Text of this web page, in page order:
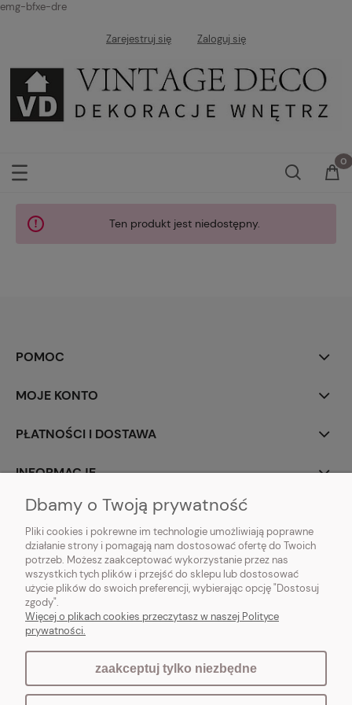
emg-bfxe-dre
Zarejestruj się Zaloguj się
Ten produkt jest niedostępny.
POMOC
MOJE KONTO
PŁATNOŚCI I DOSTAWA
INFORMACJE
O NAS
Vintagedeco.pl - sklep internetowy - meble i artykuły dekoracyjne do domu
i ogrodu w stylu vintage, skandynawskim, prowansalskim, boho, shabby
chic, industrialnym i loft.
Dbamy o Twoją prywatność
Pliki cookies i pokrewne im technologie umożliwiają poprawne
działanie strony i pomagają nam dostosować ofertę do Twoich
potrzeb. Możesz zaakceptować wykorzystanie przez nas
wszystkich tych plików i przejść do sklepu lub dostosować
użycie plików do swoich preferencji, wybierając opcję "Dostosuj
zgody".
Więcej o plikach cookies przeczytasz w naszej Polityce
prywatności.
zaakceptuj tylko niezbędne